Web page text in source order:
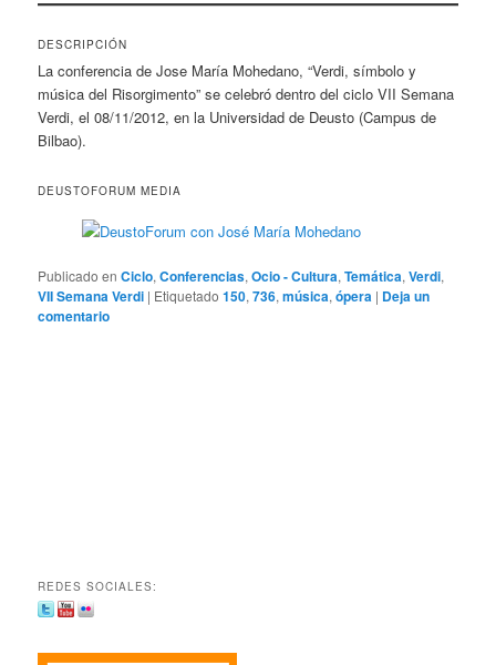
DESCRIPCIÓN
La conferencia de Jose María Mohedano, “Verdi, símbolo y
música del Risorgimento” se celebró dentro del ciclo VII Semana
Verdi, el 08/11/2012, en la Universidad de Deusto (Campus de
Bilbao).
DEUSTOFORUM MEDIA
Publicado en Ciclo,Conferencias,Ocio - Cultura,Temática,Verdi,
VII Semana Verdi | Etiquetado 150,736,música,ópera | Deja un
comentario
REDES SOCIALES: